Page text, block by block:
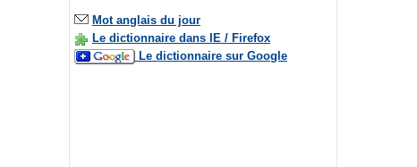
Mot anglais du jour
Le dictionnaire dans IE / Firefox
Le dictionnaire sur Google